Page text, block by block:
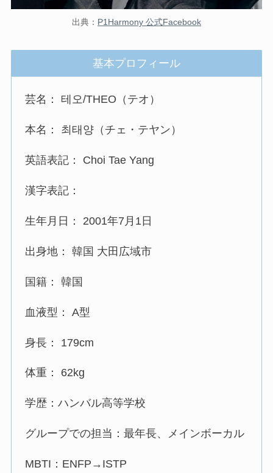
出典： P1Harmony 公式Facebook
基本プロフィール
芸名： 테오/THEO（テオ）
本名： 최태양（チェ・テヤン）
英語表記： Choi Tae Yang
漢字表記：
生年月日： 2001年7月1日
出身地： 韓国 大田広域市
国籍： 韓国
血液型： A型
身長： 179cm
体重： 62kg
学歴：ハンバル高等学校
グループでの担当：最年長、メインボーカル
MBTI：ENFP→ISTP